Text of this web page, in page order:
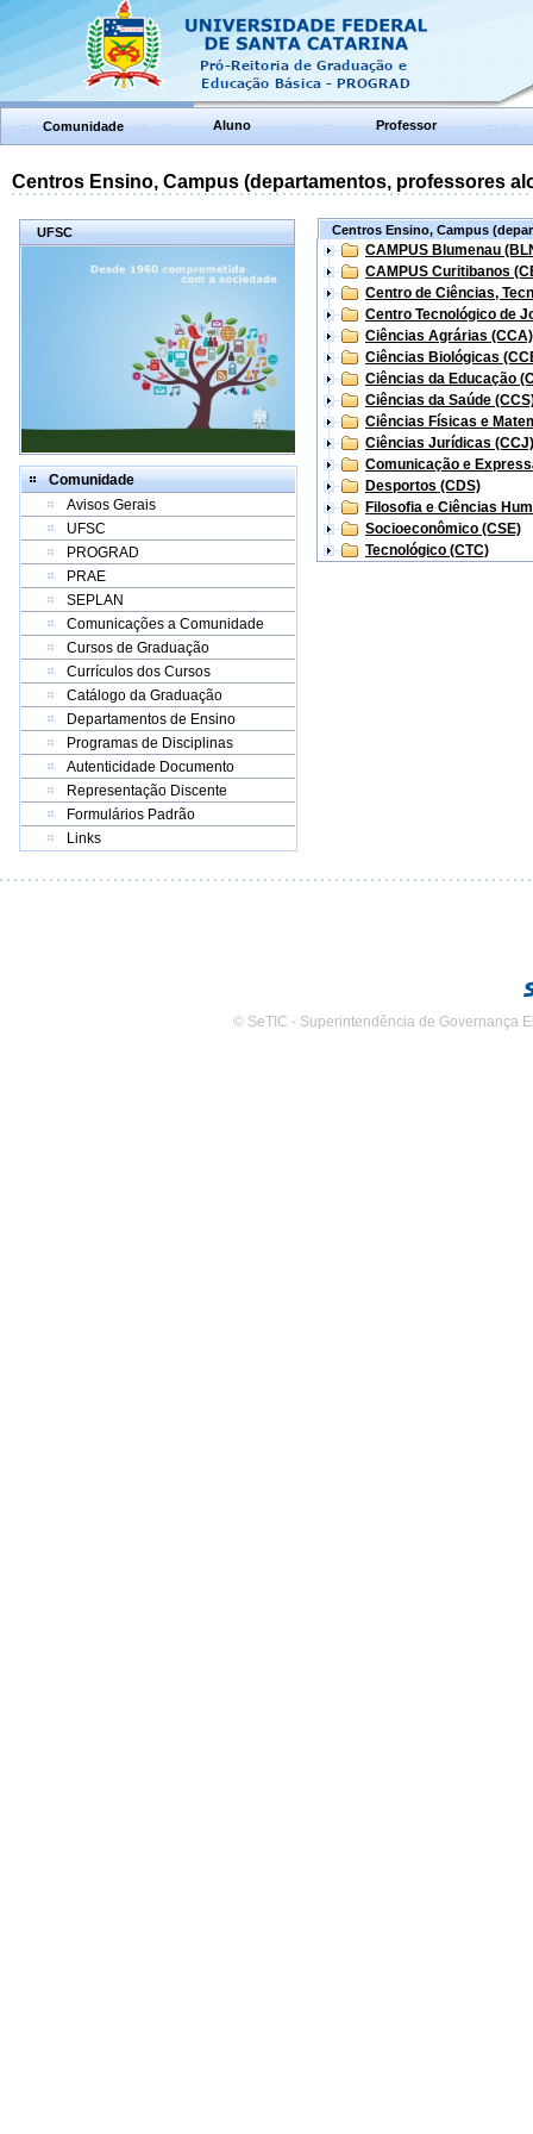
Comunidade Aluno Professor
Centros Ensino, Campus (departamentos, professores
UFSC
Comunidade
Avisos Gerais
UFSC
PROGRAD
PRAE
SEPLAN
Comunicações a Comunidade
Cursos de Graduação
Currículos dos Cursos
Catálogo da Graduação
Departamentos de Ensino
Programas de Disciplinas
Autenticidade Documento
Representação Discente
Formulários Padrão
Links
Centros Ensino, Campus
CAMPUS Blumenau
CAMPUS Curitibanos
Centro de Ciências,
Centro Tecnológico de
Ciências Agrárias (CCA)
Ciências Biológicas
Ciências da Educação
Ciências da Saúde
Ciências Físicas e
Ciências Jurídicas (CCJ)
Comunicação e
Desportos (CDS)
Filosofia e Ciências
Socioeconômico (CSE)
Tecnológico (CTC)
© SeTIC - Superintendência de Governança